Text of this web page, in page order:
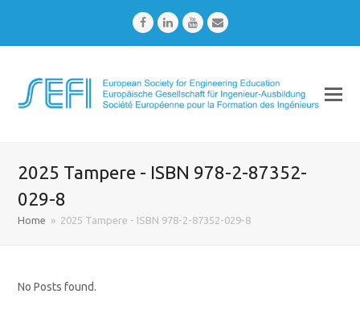
FacebookLinkedInYoutubeEmail
2025 Tampere - ISBN 978-2-87352-
029-8
Home » 2025 Tampere - ISBN 978-2-87352-029-8
No Posts found.